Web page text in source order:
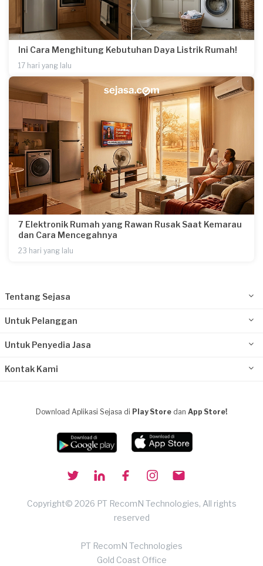
Ini Cara Menghitung Kebutuhan Daya Listrik Rumah!
17 hari yang lalu
7 Elektronik Rumah yang Rawan Rusak Saat Kemarau
dan Cara Mencegahnya
23 hari yang lalu
Tentang Sejasa
Untuk Pelanggan
Untuk Penyedia Jasa
Kontak Kami
Download Aplikasi Sejasa di Play Store dan App Store!
Copyright© 2026 PT RecomN Technologies, All rights
reserved
PT RecomN Technologies
Gold Coast Office